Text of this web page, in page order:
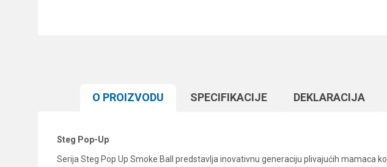
O PROIZVODU SPECIFIKACIJЕ DEKLARACIJA
Steg Pop-Up
Serija Steg Pop Up Smoke Ball predstavlja inovativnu generaciju plivajućih mamaca